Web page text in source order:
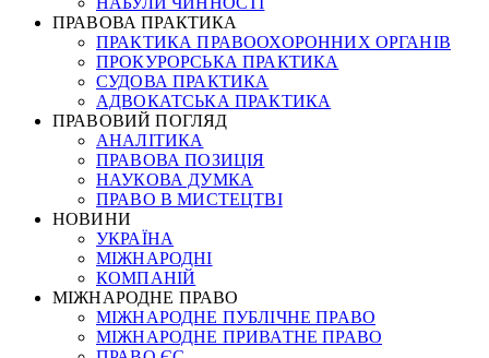
ПРАВОВА ПРАКТИКА
ПРАКТИКА ПРАВООХОРОННИХ ОРГАНІВ
ПРОКУРОРСЬКА ПРАКТИКА
СУДОВА ПРАКТИКА
АДВОКАТСЬКА ПРАКТИКА
ПРАВОВИЙ ПОГЛЯД
АНАЛІТИКА
ПРАВОВА ПОЗИЦІЯ
НАУКОВА ДУМКА
ПРАВО В МИСТЕЦТВІ
НОВИНИ
УКРАЇНА
МІЖНАРОДНІ
КОМПАНІЙ
МІЖНАРОДНЕ ПРАВО
МІЖНАРОДНЕ ПУБЛІЧНЕ ПРАВО
МІЖНАРОДНЕ ПРИВАТНЕ ПРАВО